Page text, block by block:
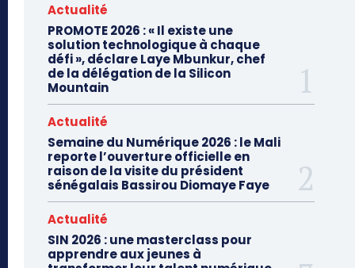
Actualité
PROMOTE 2026 : « Il existe une
solution technologique à chaque
défi », déclare Laye Mbunkur, chef
de la délégation de la Silicon
Mountain
Actualité
Semaine du Numérique 2026 : le Mali
reporte l’ouverture officielle en
raison de la visite du président
sénégalais Bassirou Diomaye Faye
Actualité
SIN 2026 : une masterclass pour
apprendre aux jeunes à